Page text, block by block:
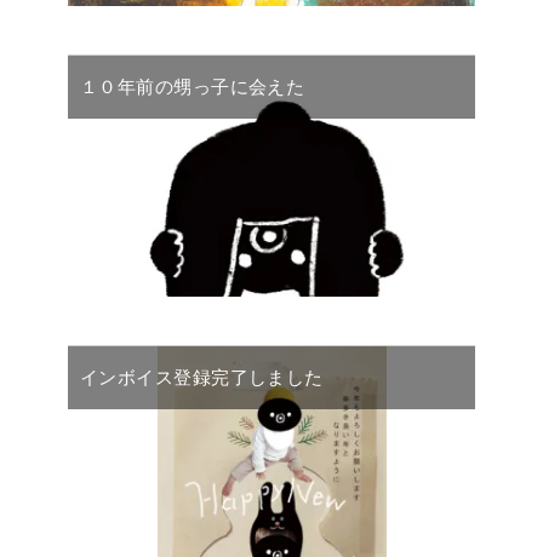
１０年前の甥っ子に会えた
インボイス登録完了しました